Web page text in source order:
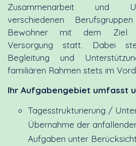
Zusammenarbeit und
verschiedenen
Bewohner mit dem Ziel
Versorgung statt. Dabei
Begleitung und
familiären Rahmen stets im
Ihr Aufgabengebiet umfasst
Tagesstrukturierung /
Übernahme der
Aufgaben unter